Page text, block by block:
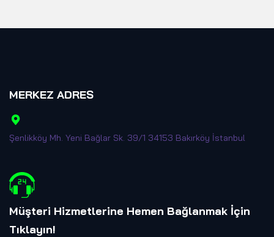
MERKEZ ADRES
Şenlikköy Mh. Yeni Bağlar Sk. 39/1 34153 Bakırköy İstanbul
Müşteri Hizmetlerine Hemen Bağlanmak İçin
Tıklayın!